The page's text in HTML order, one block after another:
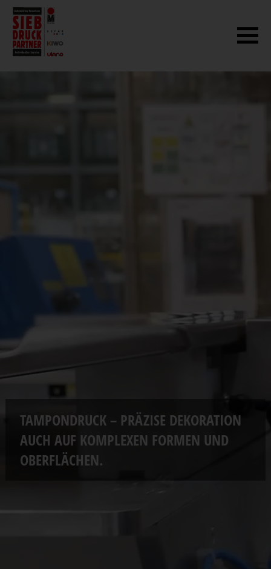
TAMPONDRUCK – PRÄZISE DEKORATION
AUCH AUF KOMPLEXEN FORMEN UND
OBERFLÄCHEN.